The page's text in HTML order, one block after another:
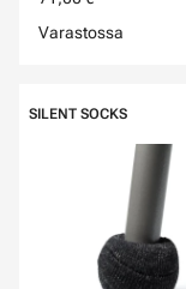
Varastossa
SILENT SOCKS